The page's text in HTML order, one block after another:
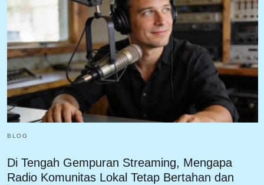
BLOG
Di Tengah Gempuran Streaming, Mengapa
Radio Komunitas Lokal Tetap Bertahan dan